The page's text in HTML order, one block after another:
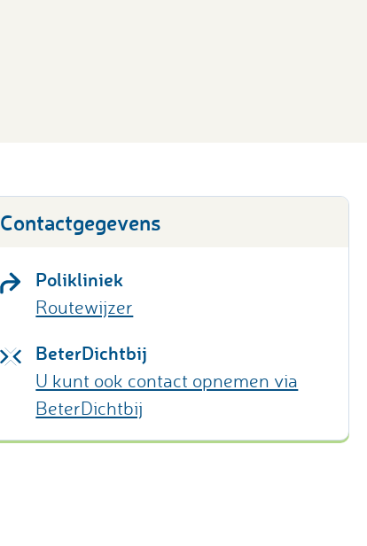
Contactgegevens
Polikliniek
Routewijzer
BeterDichtbij
U kunt ook contact opnemen via
BeterDichtbij